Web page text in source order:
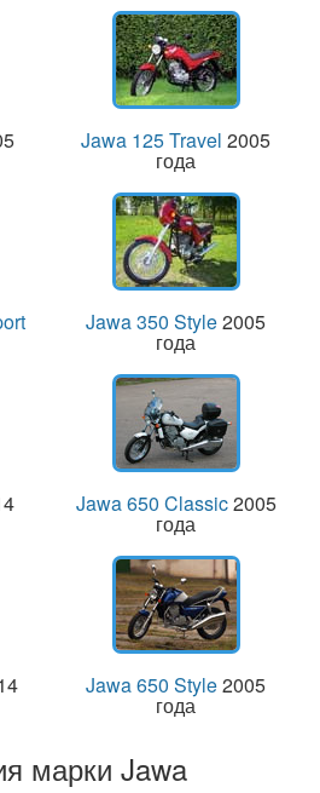
Jawa 125 Travel 2005
года
Jawa 350 Style2005
года
Jawa 650 Classic2005
года
Jawa 650 Style2005
года
марки Jawa